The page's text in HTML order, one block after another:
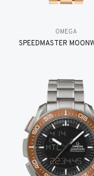
OMEGA
SPEEDMASTER